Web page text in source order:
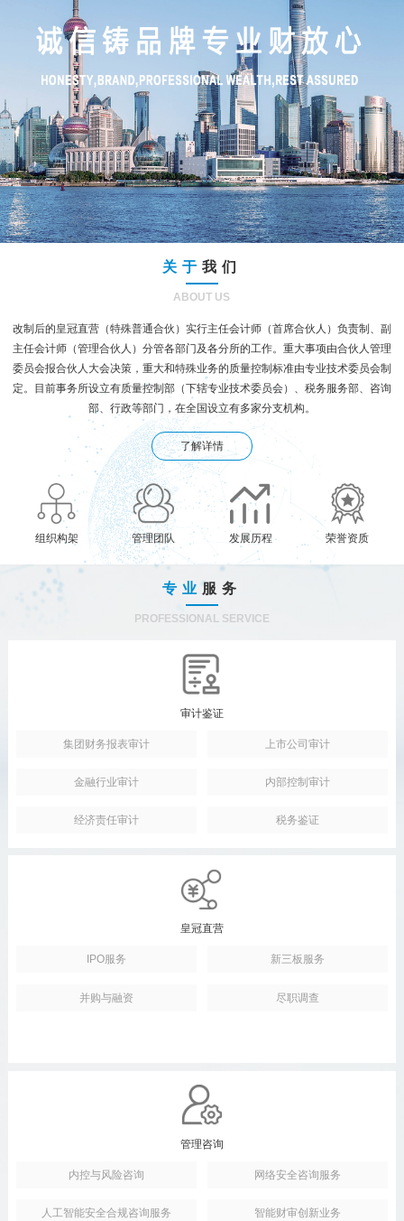
关于 我们
ABOUT US
改制后的皇冠直营（特殊普通合伙）实行主任会计师（首席合伙人）负责制、副
主任会计师（管理合伙人）分管各部门及各分所的工作。重大事项由合伙人管理
委员会报合伙人大会决策，重大和特殊业务的质量控制标准由专业技术委员会制
定。目前事务所设立有质量控制部（下辖专业技术委员会）、税务服务部、咨询
部、行政等部门，在全国设立有多家分支机构。
了解详情
组织构架 管理团队 发展历程 荣誉资质
专业 服务
PROFESSIONAL SERVICE
审计鉴证
集团财务报表审计 上市公司审计
金融行业审计 内部控制审计
经济责任审计 税务鉴证
皇冠直营
IPO服务 新三板服务
并购与融资 尽职调查
管理咨询
内控与风险咨询 网络安全咨询服务
人工智能安全合规咨询服务 智能财审创新业务